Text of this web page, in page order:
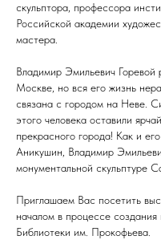
скульптора, профессора
Российской академии
мастера.
Владимир Эмильевич Горевой
Москве, но вся его жизнь
связана с городом на Неве.
этого человека оставили
прекрасного города! Как и
Аникушин, Владимир
монументальной скульптуре
Приглашаем Вас посетить
началом в процессе
Библиотеки им. Прокофьева.